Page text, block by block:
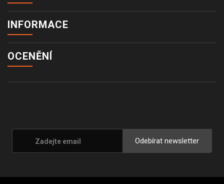
INFORMACE
OCENĚNÍ
Odebírat newsletter